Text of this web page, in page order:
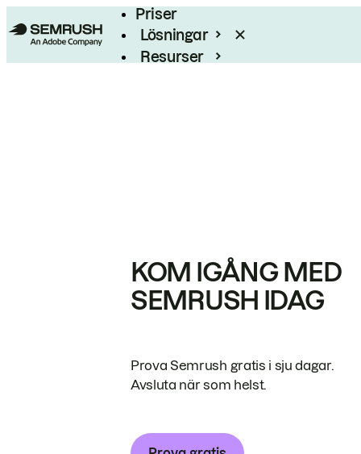
Priser
Lösningar
Resurser
KOM IGÅNG MED
SEMRUSH IDAG
Prova Semrush gratis i sju dagar.
Avsluta när som helst.